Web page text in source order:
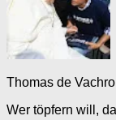
Thomas de
Wer töpfern will,